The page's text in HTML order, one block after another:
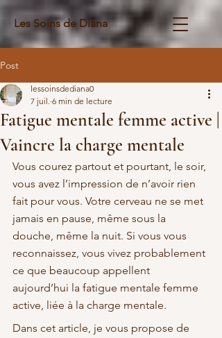
Les Soins de Diana
Post
Fatigue mentale femme active |
Vaincre la charge mentale
lessoinsdediana0
7 juil. 6 min de lecture
Vous courez partout et pourtant, le soir,
vous avez l’impression de n’avoir rien
fait pour vous. Votre cerveau ne se met
jamais en pause, même sous la
douche, même la nuit. Si vous vous
reconnaissez, vous vivez probablement
ce que beaucoup appellent
aujourd’hui la fatigue mentale femme
active, liée à la charge mentale.
Dans cet article, je vous propose de